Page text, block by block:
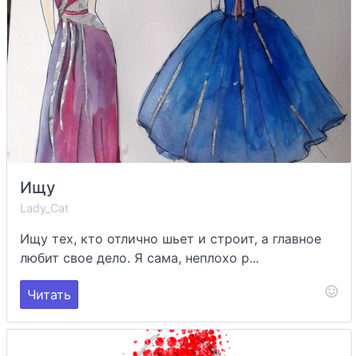
Ищу
Lady_Cat
Ищу тех, кто отлично шьет и строит, а главное
любит свое дело. Я сама, неплохо р...
Читать